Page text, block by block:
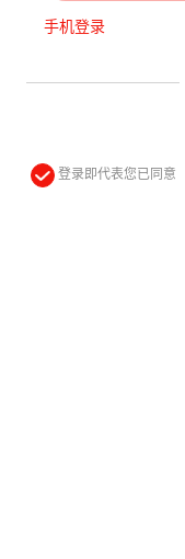
手机登录
登录即代表您已同意